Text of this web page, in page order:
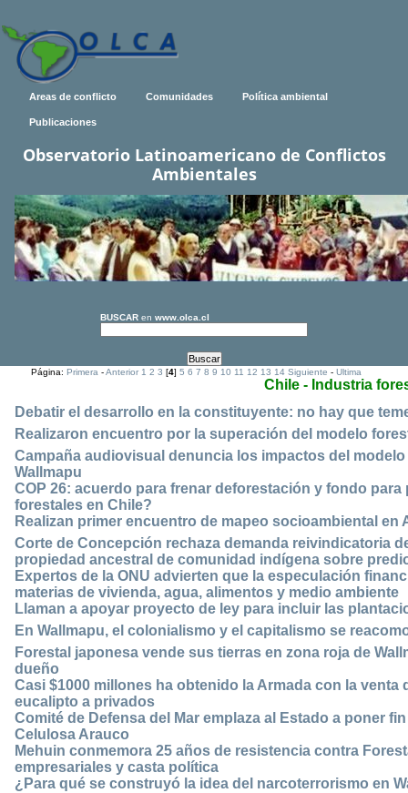
Areas de conflicto Comunidades Política ambiental
Publicaciones
Observatorio Latinoamericano de Conflictos
Ambientales
BUSCAR en www.olca.cl
Página:Primera -Anterior 1 2 3 [4]5 6 7 8 9 10 11 12 13 14 Siguiente -Ultima
Chile - Industria
Debatir el desarrollo en la constituyente: no hay que
Realizaron encuentro por la superación del modelo
Campaña audiovisual denuncia los impactos del
Wallmapu
COP 26: acuerdo para frenar deforestación y fondo
forestales en Chile?
Realizan primer encuentro de mapeo socioambiental en
Corte de Concepción rechaza demanda reivindicatoria
propiedad ancestral de comunidad indígena sobre
Expertos de la ONU advierten que la especulación
materias de vivienda, agua, alimentos y medio ambiente
Llaman a apoyar proyecto de ley para incluir las
En Wallmapu, el colonialismo y el capitalismo se
Forestal japonesa vende sus tierras en zona roja de
dueño
Casi $1000 millones ha obtenido la Armada con la
eucalipto a privados
Comité de Defensa del Mar emplaza al Estado a poner
Celulosa Arauco
Mehuin conmemora 25 años de resistencia contra
empresariales y casta política
¿Para qué se construyó la idea del narcoterrorismo en